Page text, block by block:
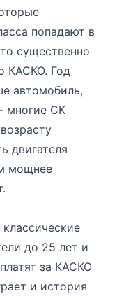
попадают в
существенно
КАСКО. Год
автомобиль,
многие СК
двигателя
мощнее
до 25 лет и
за КАСКО
и история